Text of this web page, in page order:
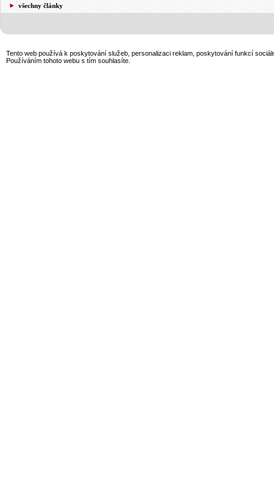
všechny články
Tento web používá k poskytování služeb, personalizaci reklam, poskytování funkcí
Používáním tohoto webu s tím souhlasíte.